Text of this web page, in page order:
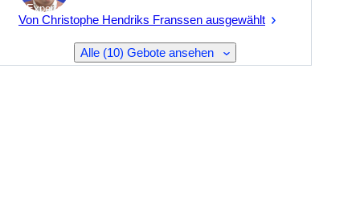
Experte
Von Christophe Hendriks Franssen ausgewählt
Alle (10) Gebote ansehen